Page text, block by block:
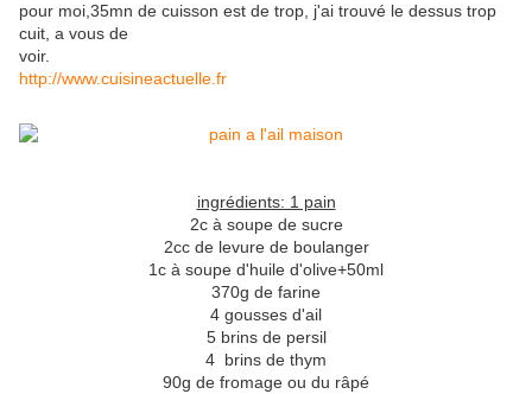
pour moi,35mn de cuisson est de trop, j'ai trouvé le dessus trop
cuit, a vous de
voir.
http://www.cuisineactuelle.fr
ingrédients: 1 pain
2c à soupe de sucre
2cc de levure de boulanger
1c à soupe d'huile d'olive+50ml
370g de farine
4 gousses d'ail
5 brins de persil
4 brins de thym
90g de fromage ou du râpé